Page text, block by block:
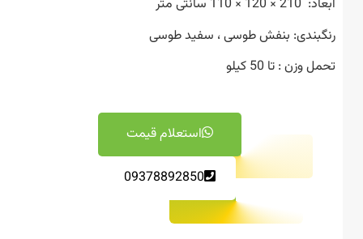
بنفش طوسی ، سفید طوسی
: تا 50 کیلو
استعلام قیمت
09378892850